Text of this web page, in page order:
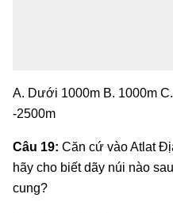
A. Dưới 1000m B. 1000m
-2500m
Câu 19: Căn cứ vào Atlat
hãy cho biết dãy núi nào
cung?